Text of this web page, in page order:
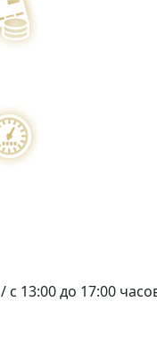
/ с 13:00 до 17:00